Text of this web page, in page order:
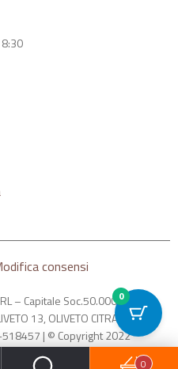
consensi
– Capitale Soc.50.000
13, OLIVETO CITRA -SA-
| © Copyright 2022
0
0